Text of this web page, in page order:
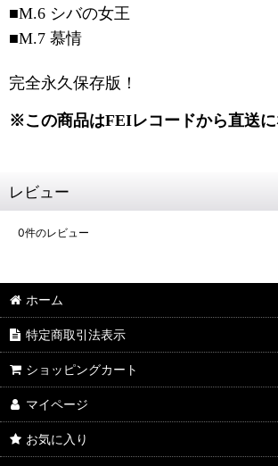
■M.6 シバの女王
■M.7 慕情
完全永久保存版！
※この商品はFEIレコードから直送に
レビュー
0件のレビュー
ホーム
特定商取引法表示
ショッピングカート
マイページ
お気に入り